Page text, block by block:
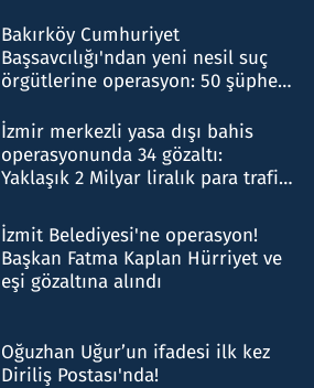
Bakırköy Cumhuriyet
Başsavcılığı'ndan yeni nesil suç
örgütlerine operasyon: 50 şüpheli
İzmir merkezli yasa dışı bahis
operasyonunda 34 gözaltı:
Yaklaşık 2 Milyar liralık para trafiği
İzmit Belediyesi'ne operasyon!
Başkan Fatma Kaplan Hürriyet ve
eşi gözaltına alındı
Oğuzhan Uğur’un ifadesi ilk kez
Diriliş Postası'nda!